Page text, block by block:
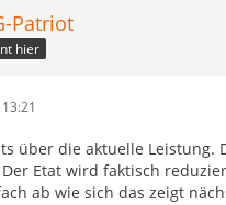
Patriot
hier
über die aktuelle Leistung.
Etat wird faktisch
ab wie sich das zeigt